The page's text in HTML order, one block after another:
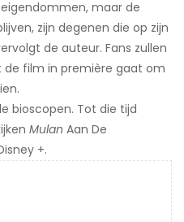
maar de
zijn degenen die op zijn
de auteur. Fans zullen
film in première gaat om
bioscopen. Tot die tijd
Mulan Aan De
+.